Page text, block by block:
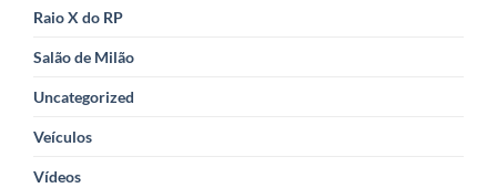
Raio X do RP
Salão de Milão
Uncategorized
Veículos
Vídeos